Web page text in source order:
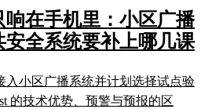
响在手机里：小区广播
全系统要补上哪几课
入小区广播系统并计划选择试点验
的技术优势、预警与预报的区